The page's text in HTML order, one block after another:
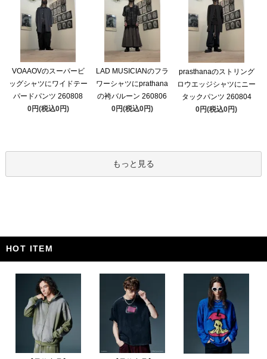
VOAAOVのスーパービ
ッグシャツにワイドテー
パードパンツ 260808
0円(税込0円)
LAD MUSICIANのフラ
ワーシャツにprathana
の袴バルーン 260806
0円(税込0円)
prasthanaのストリング
ロウエッジシャツにニー
タックパンツ 260804
0円(税込0円)
もっと見る
HOT ITEM